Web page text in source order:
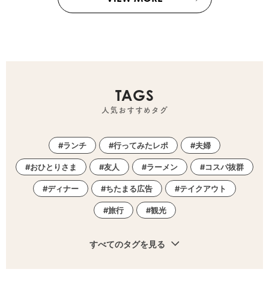
TAGS
人気おすすめタグ
ランチ 行ってみたレポ 夫婦
おひとりさま 友人 ラーメン コスパ抜群
ディナー ちたまる広告 テイクアウト
旅行 観光
すべてのタグを見る